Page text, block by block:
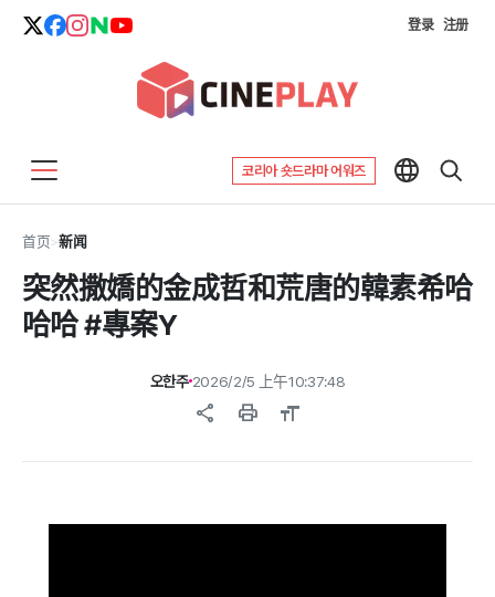
登录 注册
코리아 숏드라마 어워즈
首页>新闻
突然撒嬌的金成哲和荒唐的韓素希哈
哈哈 #專案Y
오한주2026/2/5 上午10:37:48
share print format_size